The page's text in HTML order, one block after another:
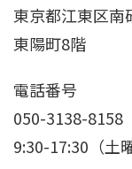
東京都江東区南
東陽町8階
電話番号
050-3138-8158
9:30-17:30（土